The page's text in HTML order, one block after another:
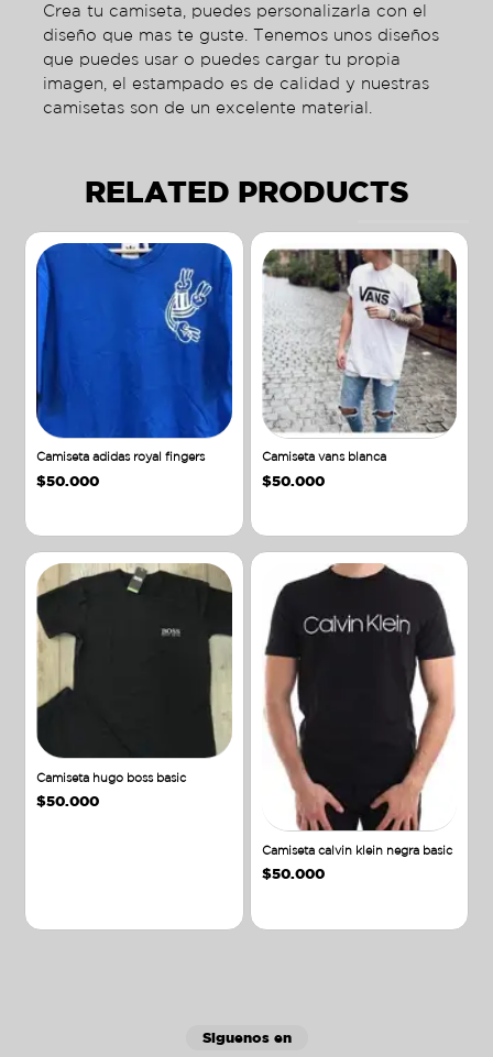
Crea tu camiseta, puedes personalizarla con el
diseño que mas te guste. Tenemos unos diseños
que puedes usar o puedes cargar tu propia
imagen, el estampado es de calidad y nuestras
camisetas son de un excelente material.
RELATED PRODUCTS
Camiseta adidas royal fingers
$50.000
Camiseta vans blanca
$50.000
Camiseta hugo boss basic
$50.000
Camiseta calvin klein negra basic
$50.000
Siguenos en